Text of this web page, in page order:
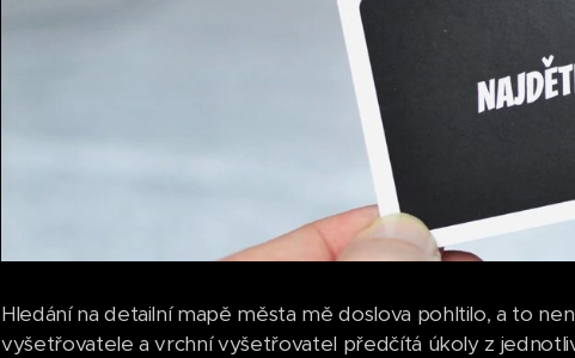
Hledání na detailní mapě města mě doslova pohltilo, a to
vyšetřovatele a vrchní vyšetřovatel předčítá úkoly z